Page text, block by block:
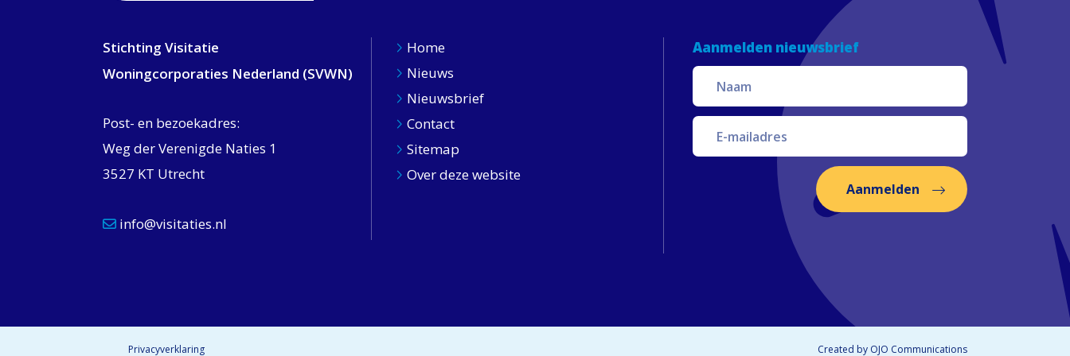
Stichting Visitatie
Woningcorporaties Nederland (SVWN)
Post- en bezoekadres:
Weg der Verenigde Naties 1
3527 KT Utrecht
info@visitaties.nl
Home
Nieuws
Nieuwsbrief
Contact
Sitemap
Over deze website
Aanmelden nieuwsbrief
Aanmelden
Privacyverklaring Created by OJO Communications